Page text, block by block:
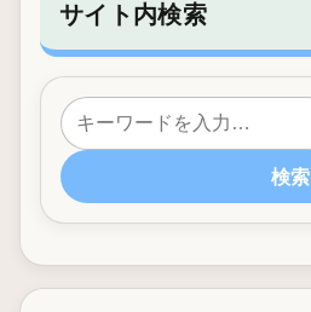
サイト内検索
検索